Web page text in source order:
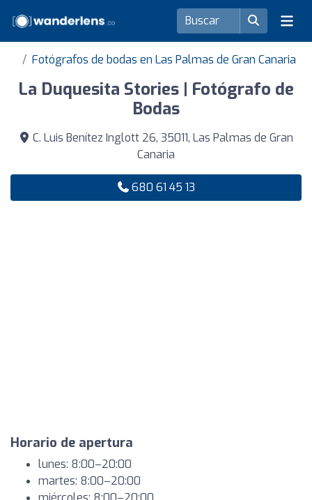
Fotógrafos de bodas en Las Palmas de Gran Canaria
La Duquesita Stories | Fotógrafo de
Bodas
C. Luis Benítez Inglott 26, 35011, Las Palmas de Gran
Canaria
680 61 45 13
Horario de apertura
lunes: 8:00–20:00
martes: 8:00–20:00